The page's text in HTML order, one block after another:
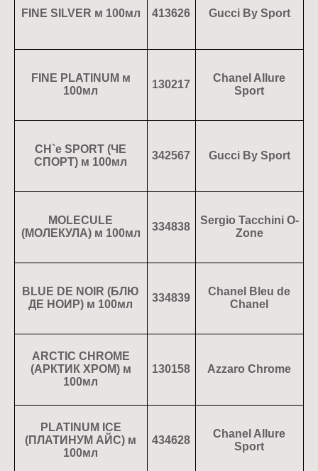
FINE SILVER м 100мл 413626 Gucci By Sport
FINE PLATINUM м
100мл
130217
Chanel Allure
Sport
CH`e SPORT (ЧЕ
СПОРТ) м 100мл
342567 Gucci By Sport
MOLECULE
(МОЛЕКУЛА) м 100мл
334838
Sergio Tacchini O-
Zone
BLUE DE NOIR (БЛЮ
ДЕ НОИР) м 100мл
334839
Chanel Bleu de
Chanel
ARCTIC CHROME
(АРКТИК ХРОМ) м
100мл
130158 Azzaro Chrome
PLATINUM ICE
(ПЛАТИНУМ АЙС) м
100мл
434628
Chanel Allure
Sport